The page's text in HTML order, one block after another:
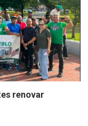
renovar